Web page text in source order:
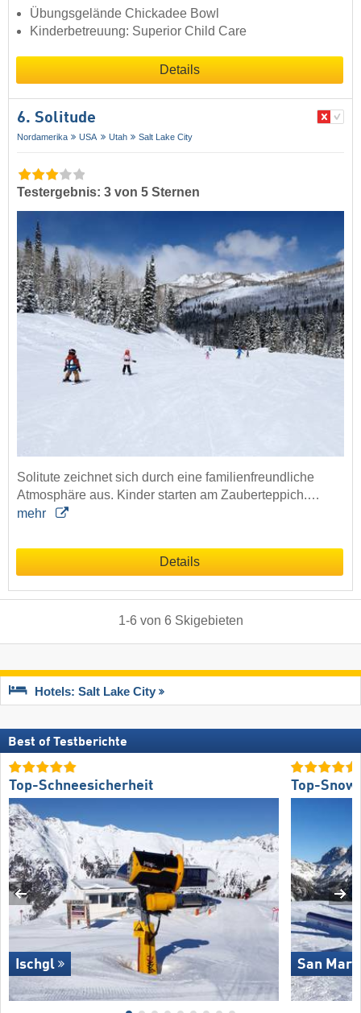
Übungsgelände Chickadee Bowl
Kinderbetreuung: Superior Child Care
Details
6. Solitude
Nordamerika USA Utah Salt Lake City
Testergebnis: 3 von 5 Sternen
Solitute zeichnet sich durch eine familienfreundliche
Atmosphäre aus. Kinder starten am Zauberteppich.…
mehr
Details
1-6 von 6 Skigebieten
Hotels: Salt Lake City
Best of Testberichte
Top-Schneesicherheit
Ischgl
Top-
San